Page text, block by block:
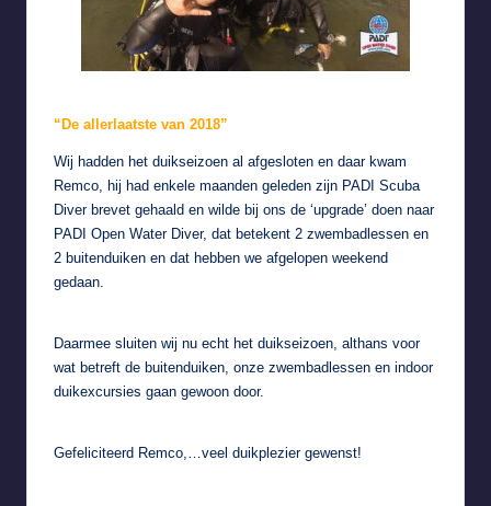
“De allerlaatste van 2018”
Wij hadden het duikseizoen al afgesloten en daar kwam
Remco, hij had enkele maanden geleden zijn PADI Scuba
Diver brevet gehaald en wilde bij ons de ‘upgrade’ doen naar
PADI Open Water Diver, dat betekent 2 zwembadlessen en
2 buitenduiken en dat hebben we afgelopen weekend
gedaan.
Daarmee sluiten wij nu echt het duikseizoen, althans voor
wat betreft de buitenduiken, onze zwembadlessen en indoor
duikexcursies gaan gewoon door.
Gefeliciteerd Remco,…veel duikplezier gewenst!